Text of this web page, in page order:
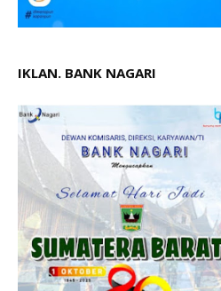
IKLAN. BANK NAGARI